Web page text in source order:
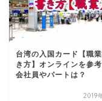
台湾の入国カード【職
き方】オンラインを参考
会社員やパートは？
2019